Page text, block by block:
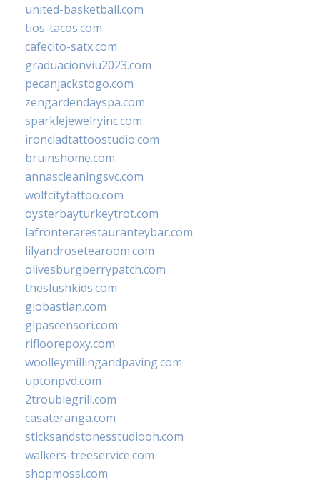
united-basketball.com
tios-tacos.com
cafecito-satx.com
graduacionviu2023.com
pecanjackstogo.com
zengardendayspa.com
sparklejewelryinc.com
ironcladtattoostudio.com
bruinshome.com
annascleaningsvc.com
wolfcitytattoo.com
oysterbayturkeytrot.com
lafronterarestauranteybar.com
lilyandrosetearoom.com
olivesburgberrypatch.com
theslushkids.com
giobastian.com
glpascensori.com
rifloorepoxy.com
woolleymillingandpaving.com
uptonpvd.com
2troublegrill.com
casateranga.com
sticksandstonesstudiooh.com
walkers-treeservice.com
shopmossi.com